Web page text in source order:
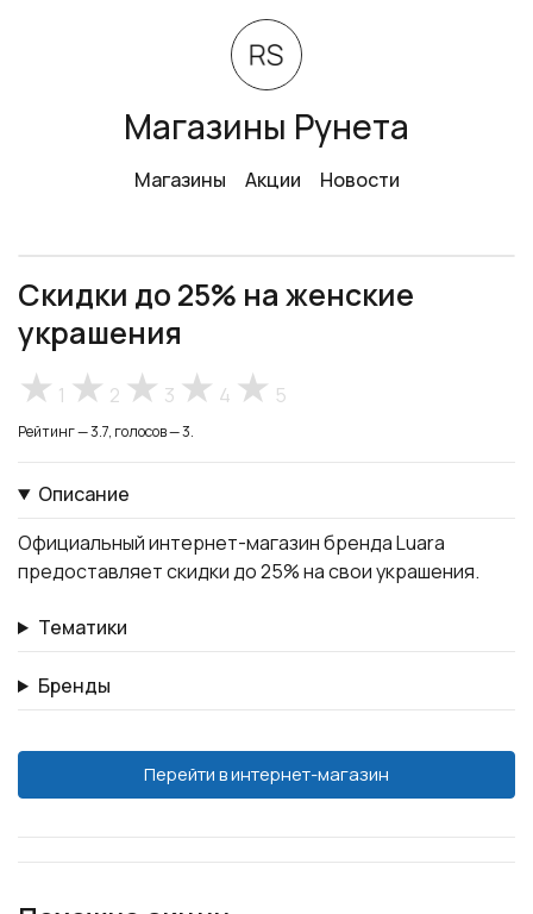
Магазины Рунета
Магазины Акции Новости
Скидки до 25% на женские
украшения
1 2 3 4 5
Рейтинг — 3.7, голосов — 3.
Описание
Официальный интернет-магазин бренда Luara
предоставляет скидки до 25% на свои украшения.
Тематики
Бренды
Перейти в интернет-магазин